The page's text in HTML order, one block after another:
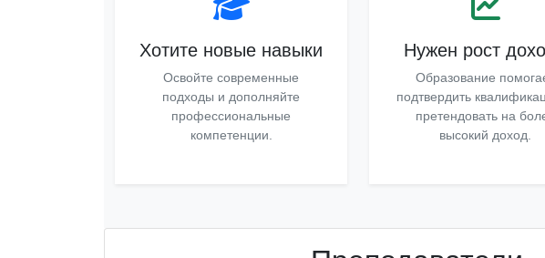
Хотите новые навыки
Освойте современные
подходы и дополняйте
профессиональные
компетенции.
Нужен рост
Образование
подтвердить
претендовать на
высокий доход.